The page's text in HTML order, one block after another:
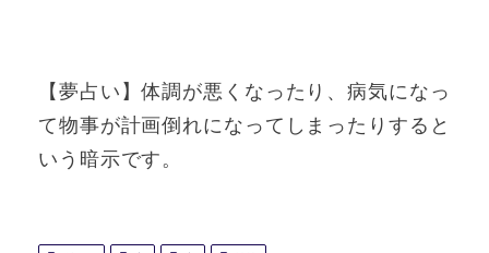
【夢占い】体調が悪くなったり、病気になっ
て物事が計画倒れになってしまったりすると
いう暗示です。